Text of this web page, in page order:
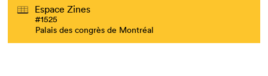
Espace Zines
#1525
Palais des congrès de Montréal